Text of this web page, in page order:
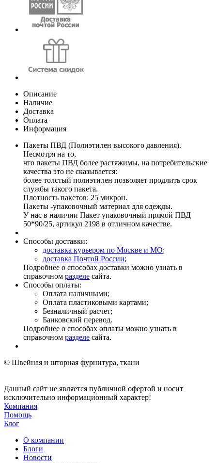
Описание
Наличие
Доставка
Оплата
Информация
Пакеты ПВД (Полиэтилен высокого давления).
Несмотря на то,
что пакеты ПВД более растяжимы, на потребительские
качества это не сказывается:
более толстый полиэтилен позволяет продлить срок
службы такого пакета.
Плотность пакетов: 25 микрон.
Пакеты -упаковочный материал для одежды.
У нас в наличии Пакет упаковочный прямой ПВД
50*90/25, артикул 2198 в отличном качестве.
Способы доставки:
доставка курьером по Москве и МО;
доставка Почтой России;
Подробнее о способах доставки можно узнать в
справочном разделе сайта.
Способы оплаты:
Оплата наличными;
Оплата пластиковыми картами;
Безналичный расчет;
Банковский перевод.
Подробнее о способах оплаты можно узнать в
справочном разделе сайта.
© Швейная и шторная фурнитура, ткани
Данный сайт не является публичной офертой и носит
исключительно информационный характер!
Компания
Помощь
Блог
О компании
Блоги
Новости